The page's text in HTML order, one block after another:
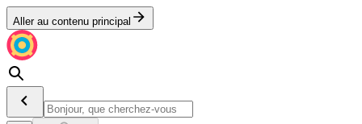
Aller au contenu principal